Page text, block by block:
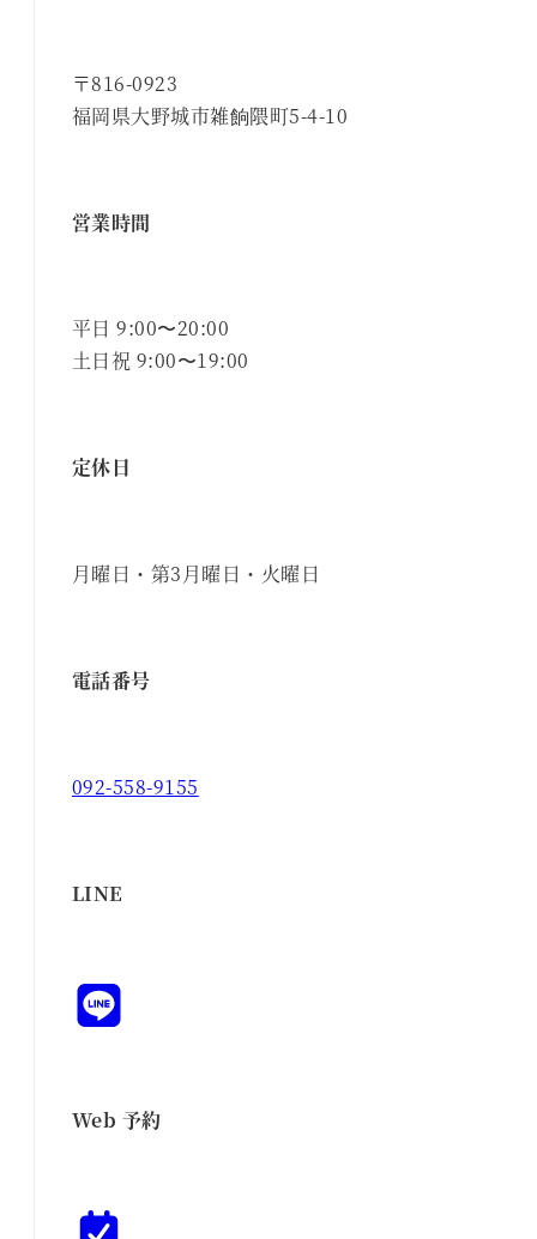
〒816-0923
福岡県大野城市雑餉隈町5-4-10
営業時間
平日 9:00〜20:00
土日祝 9:00〜19:00
定休日
月曜日・第3月曜日・火曜日
電話番号
092-558-9155
LINE
Web 予約